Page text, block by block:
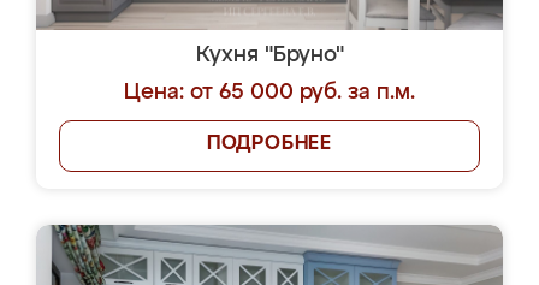
Кухня "Бруно"
Цена: от 65 000 руб. за п.м.
ПОДРОБНЕЕ